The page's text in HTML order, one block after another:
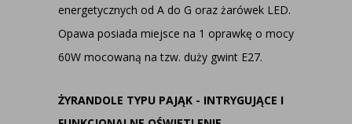
energetycznych od A do G oraz żarówek LED.
Opawa posiada miejsce na 1 oprawkę o mocy
60W mocowaną na tzw. duży gwint E27.
ŻYRANDOLE TYPU PAJĄK - INTRYGUJĄCE I